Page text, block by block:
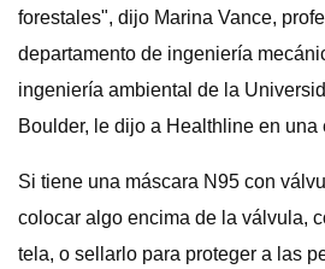
forestales", dijo Marina Vance,
departamento de ingeniería
ingeniería ambiental de la
Boulder, le dijo a Healthline en una
Si tiene una máscara N95 con
colocar algo encima de la válvula,
tela, o sellarlo para proteger a las